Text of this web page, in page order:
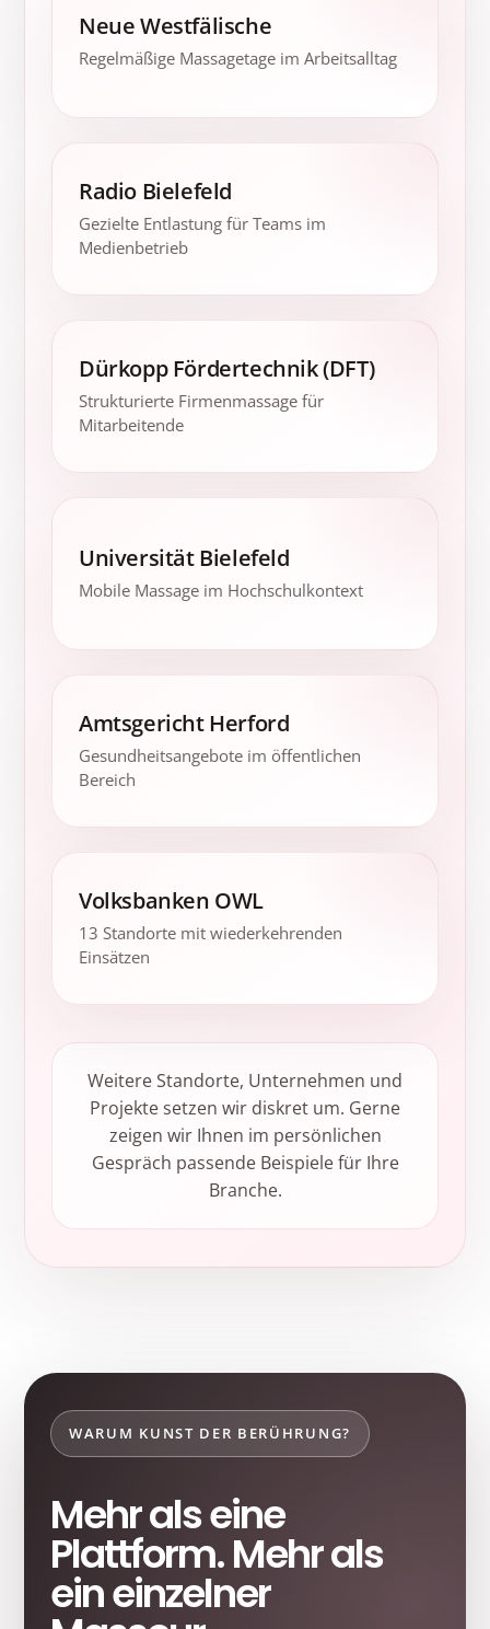
Neue Westfälische
Regelmäßige Massagetage im Arbeitsalltag
Radio Bielefeld
Gezielte Entlastung für Teams im
Medienbetrieb
Dürkopp Fördertechnik (DFT)
Strukturierte Firmenmassage für
Mitarbeitende
Universität Bielefeld
Mobile Massage im Hochschulkontext
Amtsgericht Herford
Gesundheitsangebote im öffentlichen
Bereich
Volksbanken OWL
13 Standorte mit wiederkehrenden
Einsätzen
Weitere Standorte, Unternehmen und
Projekte setzen wir diskret um. Gerne
zeigen wir Ihnen im persönlichen
Gespräch passende Beispiele für Ihre
Branche.
WARUM KUNST DER BERÜHRUNG?
Mehr als eine
Plattform. Mehr als
ein einzelner